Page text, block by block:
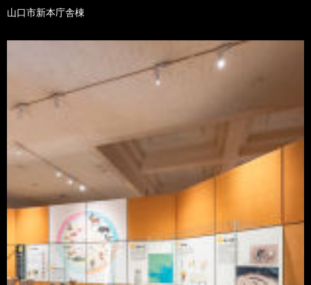
山口市新本庁舎棟